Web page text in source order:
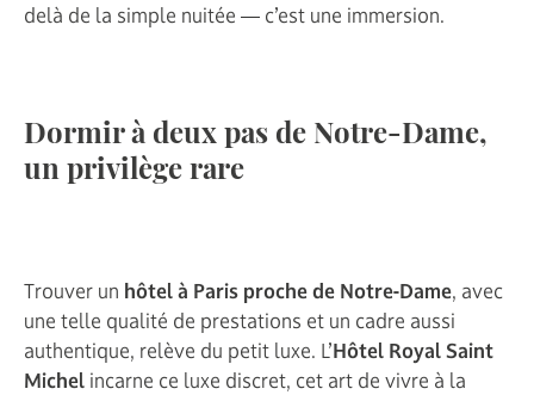
delà de la simple nuitée — c’est une immersion.
Dormir à deux pas de Notre-Dame,
un privilège rare
Trouver un hôtel à Paris proche de Notre-Dame, avec
une telle qualité de prestations et un cadre aussi
authentique, relève du petit luxe. L’Hôtel Royal Saint
Michel incarne ce luxe discret, cet art de vivre à la